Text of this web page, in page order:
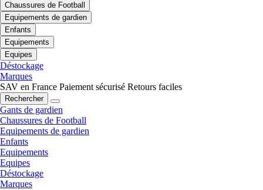
Chaussures de Football
Equipements de gardien
Enfants
Equipements
Equipes
Déstockage
Marques
SAV en France Paiement sécurisé Retours faciles
Rechercher
Gants de gardien
Chaussures de Football
Equipements de gardien
Enfants
Equipements
Equipes
Déstockage
Marques